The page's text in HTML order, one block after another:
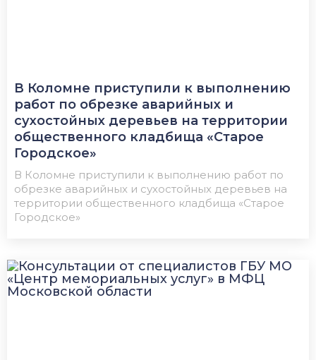
В Коломне приступили к выполнению
работ по обрезке аварийных и
сухостойных деревьев на территории
общественного кладбища «Старое
Городское»
В Коломне приступили к выполнению работ по
обрезке аварийных и сухостойных деревьев на
территории общественного кладбища «Старое
Городское»